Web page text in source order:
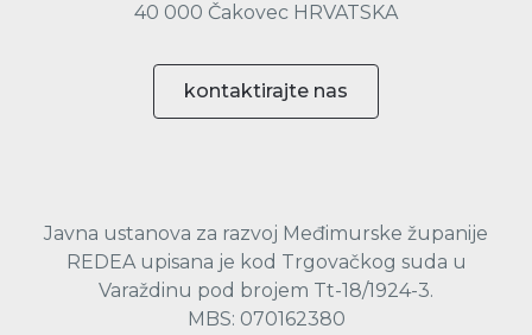
40 000 Čakovec HRVATSKA
kontaktirajte nas
Javna ustanova za razvoj Međimurske županije
REDEA upisana je kod Trgovačkog suda u
Varaždinu pod brojem Tt-18/1924-3.
MBS: 070162380